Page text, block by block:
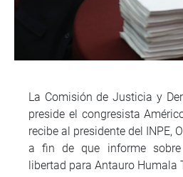
La Comisión de Justicia y
preside el congresista
recibe al presidente del INPE,
a fin de que informe
libertad para Antauro Humala